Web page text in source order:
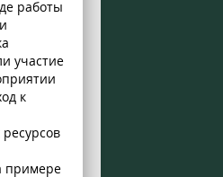
работы
участие
к
примере